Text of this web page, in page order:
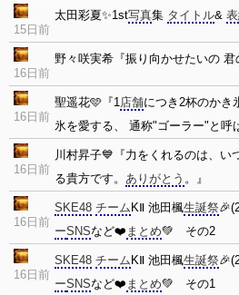
15日前
太田彩夏✨1st写真集 タイトル&
16日前
野々咲実希『振り向かせたいの 君
16日前
聖遥花🩵『1店舗につき2杯のかき
氷を愛する、 通称"ゴーラー"と呼
16日前
川村昇子💙『力をくれるのは、い
る貴方です。 ありがとう 。』
16日前
SKE48 チーム KⅡ 池田楓生誕祭
ーSNSなど❤️ まとめ💚 その2
16日前
SKE48 チーム KⅡ 池田楓生誕祭
ーSNSなど❤️ まとめ💚 その1